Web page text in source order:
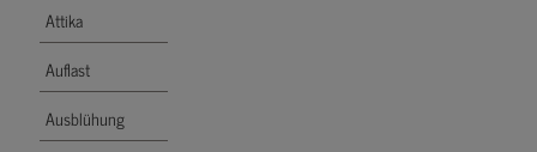
Attika
Auflast
Ausblühung